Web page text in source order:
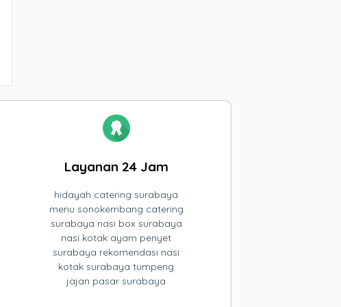
Layanan 24 Jam
hidayah catering surabaya
menu sonokembang catering
surabaya nasi box surabaya
nasi kotak ayam penyet
surabaya rekomendasi nasi
kotak surabaya tumpeng
jajan pasar surabaya